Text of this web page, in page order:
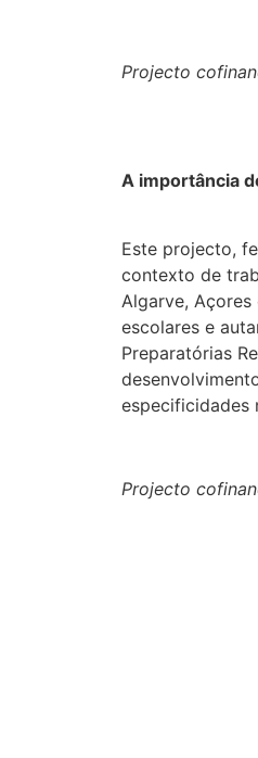
Projecto
A importância
Este projecto,
contexto de
Algarve,
escolares e
Preparatórias
especificidades
Projecto